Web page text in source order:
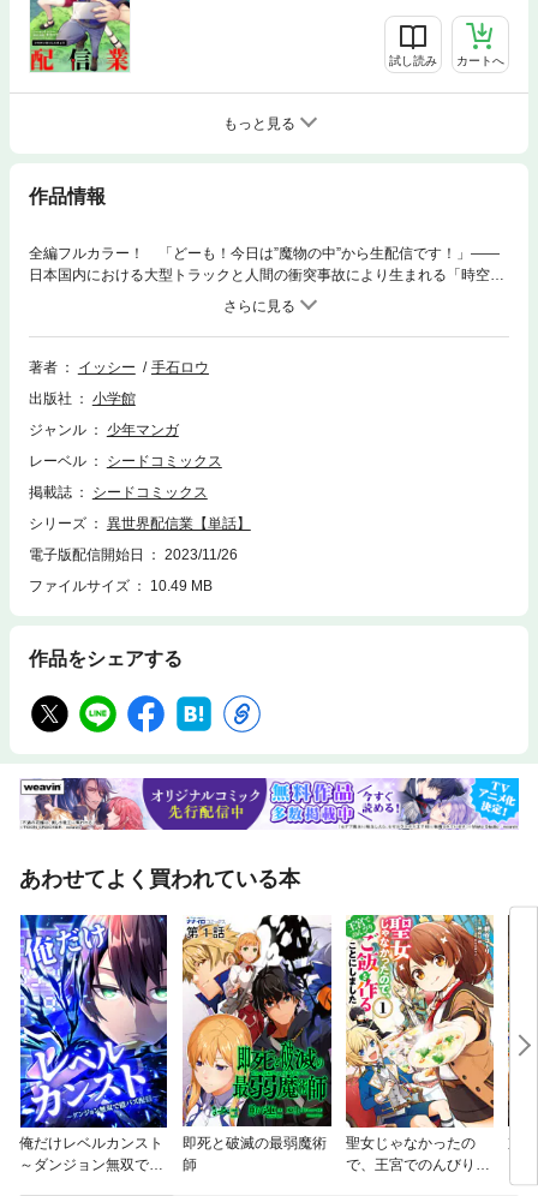
試し読み カートへ
もっと見る
作品情報
全編フルカラー！ 「どーも！今日は”魔物の中”から生配信です！」――
日本国内における大型トラックと人間の衝突事故により生まれる「時空の
歪み」(異世界転生)の謎が解明されてから5年。はじめこそ観光気分で多く
の研究者が異世界に行ったが、9割以上の人間が帰ってこれず異世界の調
査は難航していた。異世界調査の事業規模は縮小の一途を辿り、世間から
の興味も薄れたころ、異世界調査局に一人の青年が現れる――「異世界」
著者 イッシー
手石ロウ
出版社
小学館
ジャンル
少年マンガ
レーベル
シードコミックス
掲載誌
シードコミックス
シリーズ
異世界配信業【単話】
電子版配信開始日
2023/11/26
ファイルサイズ
10.49 MB
作品をシェアする
あわせてよく買われている本
俺だけレベルカンスト
～ダンジョン無双で億
即死と破滅の最弱魔術
師
聖女じゃなかったの
で、王宮でのんびりご
京